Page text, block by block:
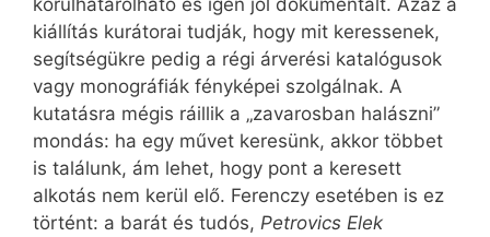
kiállítás kurátorai tudják, hogy mit keressenek,
segítségükre pedig a régi árverési katalógusok
vagy monográfiák fényképei szolgálnak. A
kutatásra mégis ráillik a „zavarosban halászni”
mondás: ha egy művet keresünk, akkor többet
is találunk, ám lehet, hogy pont a keresett
alkotás nem kerül elő. Ferenczy esetében is ez
történt: a barát és tudós, Petrovics Elek